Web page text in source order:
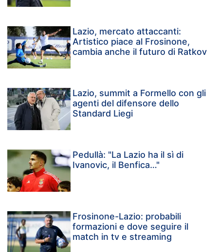
Lazio, mercato attaccanti:
Artistico piace al Frosinone,
cambia anche il futuro di Ratkov
Lazio, summit a Formello con gli
agenti del difensore dello
Standard Liegi
Pedullà: "La Lazio ha il sì di
Ivanovic, il Benfica…"
Frosinone-Lazio: probabili
formazioni e dove seguire il
match in tv e streaming